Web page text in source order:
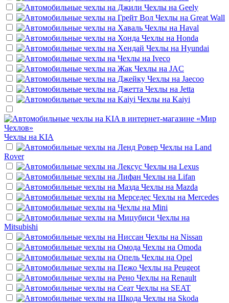
Чехлы на Geely
Чехлы на Great Wall
Чехлы на Haval
Чехлы на Honda
Чехлы на Hyundai
Чехлы на Iveco
Чехлы на JAC
Чехлы на Jaecoo
Чехлы на Jetta
Чехлы на Kaiyi
Чехлы на KIA
Чехлы на Land
Rover
Чехлы на Lexus
Чехлы на Lifan
Чехлы на Mazda
Чехлы на Mercedes
Чехлы на Mini
Чехлы на
Mitsubishi
Чехлы на Nissan
Чехлы на Omoda
Чехлы на Opel
Чехлы на Peugeot
Чехлы на Renault
Чехлы на SEAT
Чехлы на Skoda